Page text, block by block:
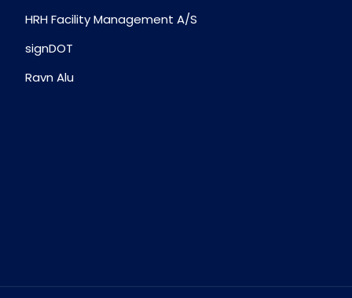
HRH Facility Management A/S
signDOT
Ravn Alu